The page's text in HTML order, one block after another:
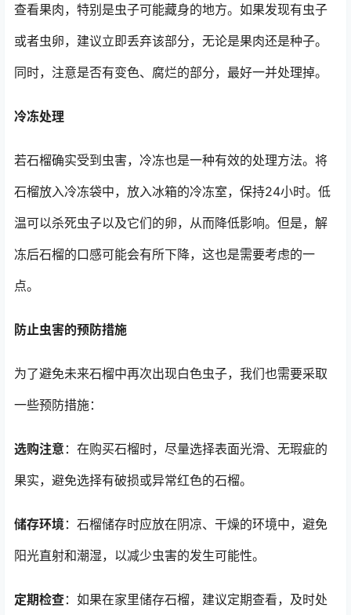
查看果肉，特别是虫子可能藏身的地方。如果发现有虫子
或者虫卵，建议立即丢弃该部分，无论是果肉还是种子。
同时，注意是否有变色、腐烂的部分，最好一并处理掉。
冷冻处理
若石榴确实受到虫害，冷冻也是一种有效的处理方法。将
石榴放入冷冻袋中，放入冰箱的冷冻室，保持24小时。低
温可以杀死虫子以及它们的卵，从而降低影响。但是，解
冻后石榴的口感可能会有所下降，这也是需要考虑的一
点。
防止虫害的预防措施
为了避免未来石榴中再次出现白色虫子，我们也需要采取
一些预防措施：
选购注意 ：在购买石榴时，尽量选择表面光滑、无瑕疵的
果实，避免选择有破损或异常红色的石榴。
储存环境 ：石榴储存时应放在阴凉、干燥的环境中，避免
阳光直射和潮湿，以减少虫害的发生可能性。
定期检查：如果在家里储存石榴，建议定期查看，及时处